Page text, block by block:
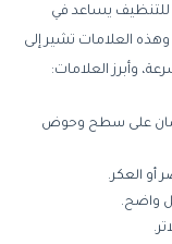
للتنظيف يساعد في
العلامات تشير إلى
وأبرز العلامات:
على سطح وحوض
أو العكر.
واضح.